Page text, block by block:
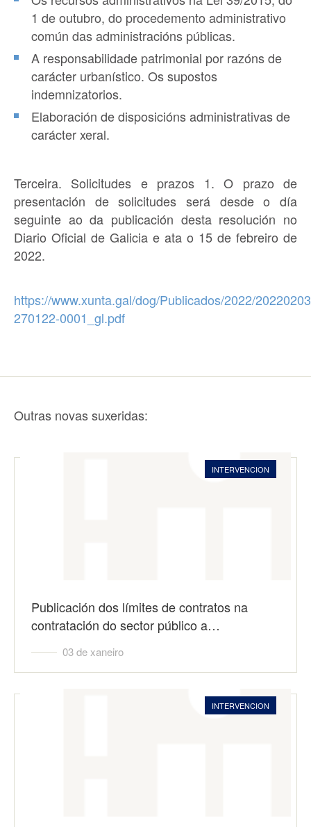
1 de outubro, do procedemento administrativo
común das administracións públicas.
A responsabilidade patrimonial por razóns de
carácter urbanístico. Os supostos
indemnizatorios.
Elaboración de disposicións administrativas de
carácter xeral.
Terceira. Solicitudes e prazos 1. O prazo de
presentación de solicitudes será desde o día
seguinte ao da publicación desta resolución no
Diario Oficial de Galicia e ata o 15 de febreiro de
2022.
https://www.xunta.gal/dog/Publicados/2022/
270122-0001_gl.pdf
Outras novas suxeridas:
INTERVENCION
Publicación dos límites de contratos na
contratación do sector público a…
03 de xaneiro
INTERVENCION